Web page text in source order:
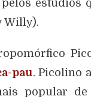
estúdios
Willy).
pau. Picolino
popular